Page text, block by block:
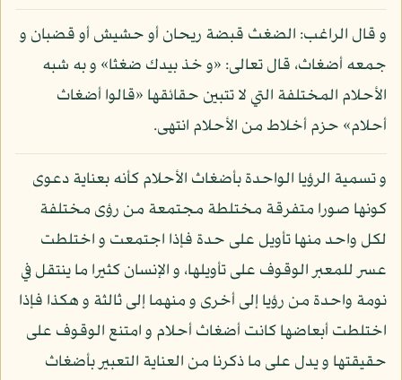
و قال الراغب: الضغث قبضة ريحان أو حشيش أو قضبان و
جمعه أضغاث، قال تعالى: «و خذ بيدك ضغثا» و به شبه
الأحلام المختلفة التي لا تتبين حقائقها «قالوا أضغاث
أحلام» حزم أخلاط من الأحلام انتهى.
و تسمية الرؤيا الواحدة بأضغاث الأحلام كأنه بعناية دعوى
كونها صورا متفرقة مختلطة مجتمعة من رؤى مختلفة
لكل واحد منها تأويل على حدة فإذا اجتمعت و اختلطت
عسر للمعبر الوقوف على تأويلها، و الإنسان كثيرا ما ينتقل في
نومة واحدة من رؤيا إلى أخرى و منهما إلى ثالثة و هكذا فإذا
اختلطت أبعاضها كانت أضغاث أحلام و امتنع الوقوف على
حقيقتها و يدل على ما ذكرنا من العناية التعبير بأضغاث